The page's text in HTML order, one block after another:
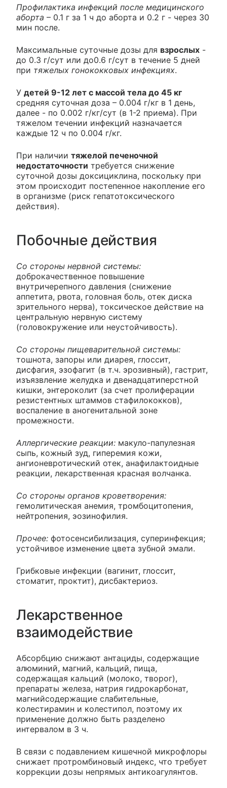
Профилактика инфекций после медицинского
аборта – 0.1 г за 1 ч до аборта и 0.2 г - через 30
мин после.
Максимальные суточные дозы для взрослых -
до 0.3 г/сут или до0.6 г/сут в течение 5 дней
при тяжелых гонококковых инфекциях.
У детей 9-12 лет с массой тела до 45 кг
средняя суточная доза – 0.004 г/кг в 1 день,
далее - по 0.002 г/кг/сут (в 1-2 приема). При
тяжелом течении инфекций назначается
каждые 12 ч по 0.004 г/кг.
При наличии тяжелой печеночной
недостаточности требуется снижение
суточной дозы доксициклина, поскольку при
этом происходит постепенное накопление его
в организме (риск гепатотоксического
действия).
Побочные действия
Со стороны нервной системы:
доброкачественное повышение
внутричерепного давления (снижение
аппетита, рвота, головная боль, отек диска
зрительного нерва), токсическое действие на
центральную нервную систему
(головокружение или неустойчивость).
Со стороны пищеварительной системы:
тошнота, запоры или диарея, глоссит,
дисфагия, эзофагит (в т.ч. эрозивный), гастрит,
изъязвление желудка и двенадцатиперстной
кишки, энтероколит (за счет пролиферации
резистентных штаммов стафилококков),
воспаление в аногенитальной зоне
промежности.
Аллергические реакции: макуло-папулезная
сыпь, кожный зуд, гиперемия кожи,
ангионевротический отек, анафилактоидные
реакции, лекарственная красная волчанка.
Со стороны органов кроветворения:
гемолитическая анемия, тромбоцитопения,
нейтропения, эозинофилия.
Прочее: фотосенсибилизация, суперинфекция;
устойчивое изменение цвета зубной эмали.
Грибковые инфекции (вагинит, глоссит,
стоматит, проктит), дисбактериоз.
Лекарственное
взаимодействие
Абсорбцию снижают антациды, содержащие
алюминий, магний, кальций, пища,
содержащая кальций (молоко, творог),
препараты железа, натрия гидрокарбонат,
магнийсодержащие слабительные,
колестирамин и колестипол, поэтому их
применение должно быть разделено
интервалом в 3 ч.
В связи с подавлением кишечной микрофлоры
снижает протромбиновый индекс, что требует
коррекции дозы непрямых антикоагулянтов.